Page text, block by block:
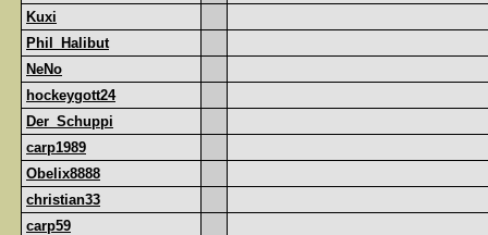
Kuxi
Phil_Halibut
NeNo
hockeygott24
Der_Schuppi
carp1989
Obelix8888
christian33
carp59